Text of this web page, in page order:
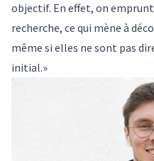
objectif. En effet, on
recherche, ce qui mène à
même si elles ne sont pas
initial.»